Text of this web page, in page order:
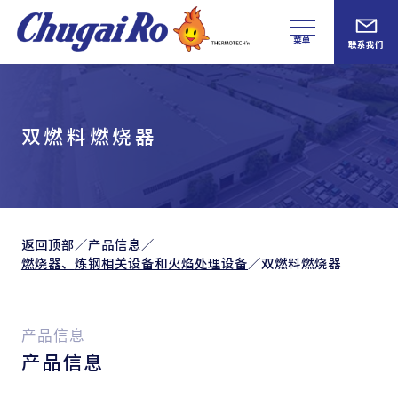
菜单 联系我们
双燃料燃烧器
返回顶部／产品信息／
燃烧器、 炼钢相关设备和火焰处理设备／双燃料燃烧器
产品信息
产品信息